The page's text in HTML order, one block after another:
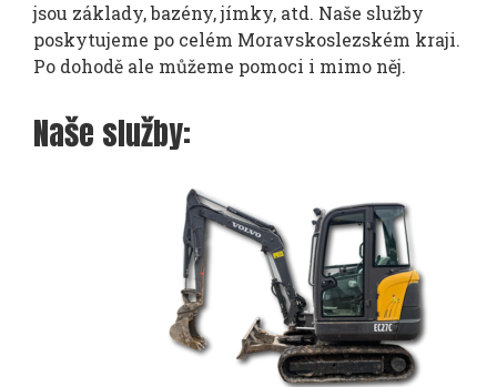
jsou základy, bazény, jímky, atd. Naše služby
poskytujeme po celém Moravskoslezském kraji.
Po dohodě ale můžeme pomoci i mimo něj.
Naše služby: